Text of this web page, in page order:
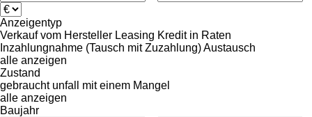
Anzeigentyp
Verkauf vom Hersteller Leasing Kredit in Raten
Inzahlungnahme (Tausch mit Zuzahlung)Austausch
alle anzeigen
Zustand
gebraucht unfall
mit einem Mangel
alle anzeigen
Baujahr